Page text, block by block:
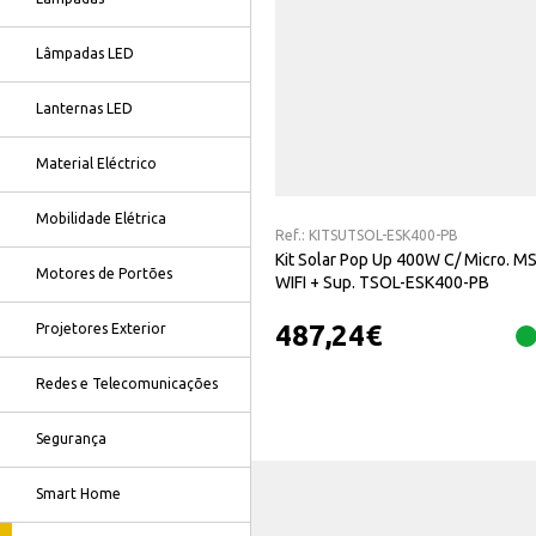
Lâmpadas LED
Lanternas LED
Material Eléctrico
Mobilidade Elétrica
Motores de Portões
Projetores Exterior
Redes e Telecomunicações
Segurança
Smart Home
Ref.: KITSUTSOL-ESK400-PB
Kit Solar Pop Up 400W C/ Micro.
WIFI + Sup. TSOL-ESK400-PB
487,24€